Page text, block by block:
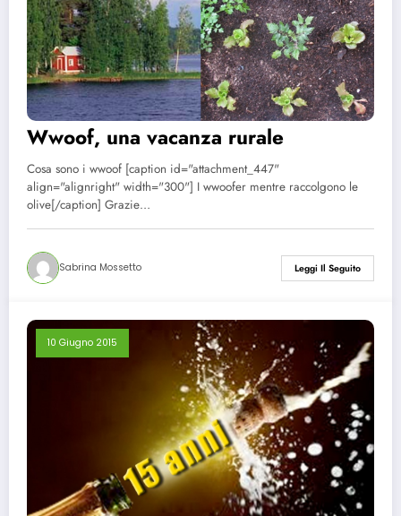
Wwoof, una vacanza rurale
Cosa sono i wwoof [caption id="attachment_447"
align="alignright" width="300"] I wwoofer mentre raccolgono le
olive[/caption] Grazie…
Sabrina Mossetto Leggi Il Seguito
10 Giugno 2015